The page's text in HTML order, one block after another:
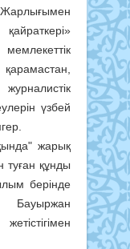
үзбей
жарық
туған құнды
берінде